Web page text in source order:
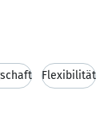
Flexibilität